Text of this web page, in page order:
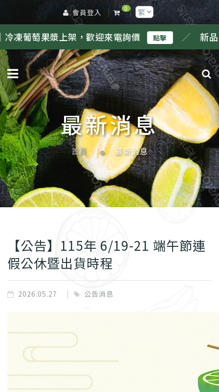
會員登入 0
歡迎來電詢價 點擊 ／新品｜冷凍鳳梨果漿上
最新消息
首頁 最新消息
【公告】115年 6/19-21 端午節連
假公休暨出貨時程
2026.05.27 公告消息